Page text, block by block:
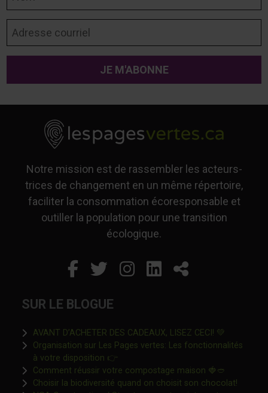
Notre mission est de rassembler les acteurs-
trices de changement en un même répertoire,
faciliter la consommation écoresponsable et
outiller la population pour une transition
écologique.
Facebook
Ce lien s'ouvrira dans
Twitter
Ce lien s'ouvrira
Instagram
Ce lien s'ouvrira
LinkedIn
Ce lien
Partager
SUR LE BLOGUE
AVANT D’ACHETER DES CADEAUX, LISEZ CECI! 💚
Organisation sur Les Pages vertes: Les fonctionnalités
à votre disposition 👉Ce lien s'ouvrira dans une nouvelle
Comment réussir votre compostage maison 🍓🥙
Choisir la biodiversité quand on choisit son chocolat!Ce lien